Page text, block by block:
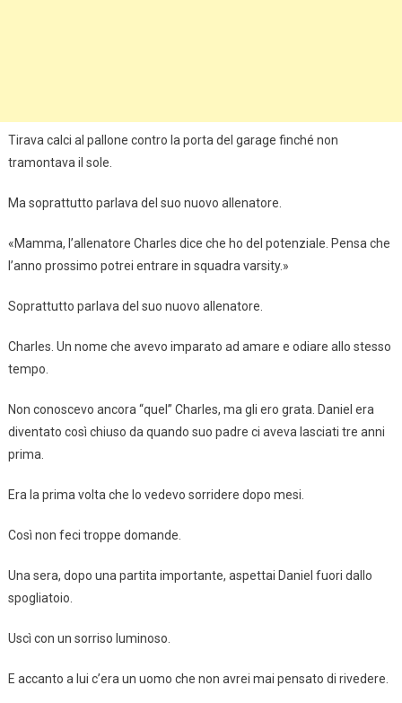
Tirava calci al pallone contro la porta del garage finché non
tramontava il sole.
Ma soprattutto parlava del suo nuovo allenatore.
«Mamma, l’allenatore Charles dice che ho del potenziale. Pensa che
l’anno prossimo potrei entrare in squadra varsity.»
Soprattutto parlava del suo nuovo allenatore.
Charles. Un nome che avevo imparato ad amare e odiare allo stesso
tempo.
Non conoscevo ancora “quel” Charles, ma gli ero grata. Daniel era
diventato così chiuso da quando suo padre ci aveva lasciati tre anni
prima.
Era la prima volta che lo vedevo sorridere dopo mesi.
Così non feci troppe domande.
Una sera, dopo una partita importante, aspettai Daniel fuori dallo
spogliatoio.
Uscì con un sorriso luminoso.
E accanto a lui c’era un uomo che non avrei mai pensato di rivedere.